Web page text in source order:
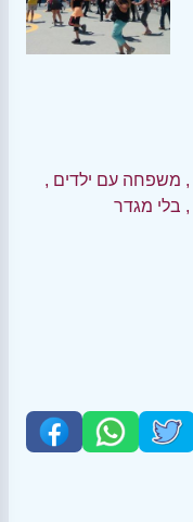
, משפחה עם ילדים ,
, בלי מגדר